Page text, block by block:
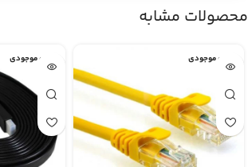
محصولات مشابه
اتمام موجودی اتمام موجودی